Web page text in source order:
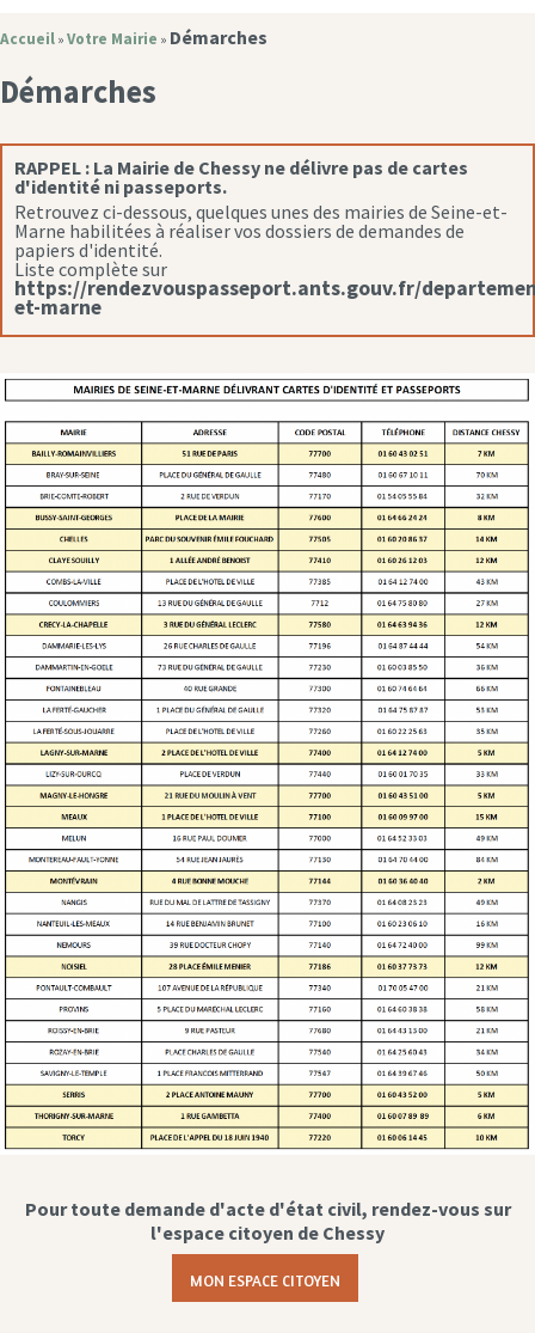
Accueil » Votre Mairie » Démarches
Démarches
RAPPEL : La Mairie de Chessy ne délivre pas de cartes
d'identité ni passeports.
Retrouvez ci-dessous, quelques unes des mairies de Seine-et-
Marne habilitées à réaliser vos dossiers de demandes de
papiers d'identité.
Liste complète sur
https://rendezvouspasseport.ants.gouv.fr/
et-marne
Pour toute demande d'acte d'état civil, rendez-vous sur
l'espace citoyen de Chessy
MON ESPACE CITOYEN